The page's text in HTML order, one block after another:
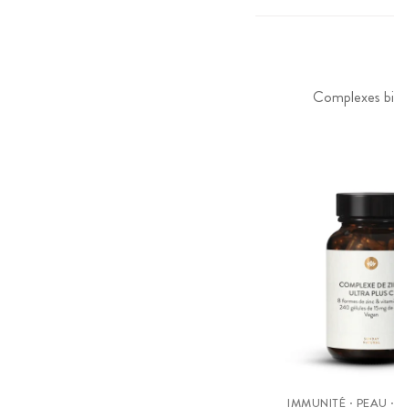
Complexes
IMMUNITÉ · PEAU